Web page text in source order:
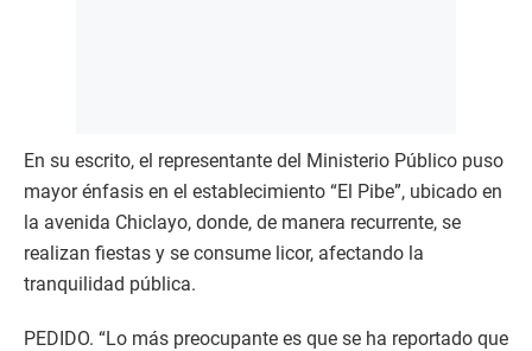
En su escrito, el representante del Ministerio Público puso
mayor énfasis en el establecimiento “El Pibe”, ubicado en
la avenida Chiclayo, donde, de manera recurrente, se
realizan fiestas y se consume licor, afectando la
tranquilidad pública.
PEDIDO. “Lo más preocupante es que se ha reportado que